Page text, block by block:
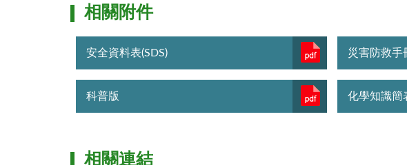
相關附件
安全資料表(SDS) 災害防救手
科普版 化學知識簡
相關連結